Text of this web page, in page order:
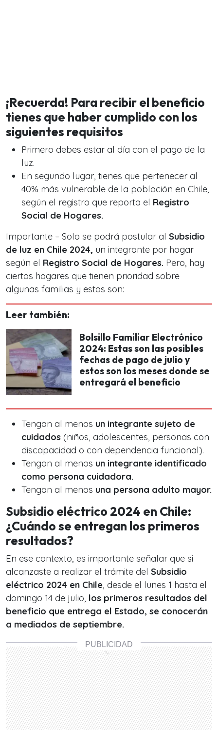
¡Recuerda! Para recibir el beneficio
tienes que haber cumplido con los
siguientes requisitos
Primero debes estar al día con el pago de la
luz.
En segundo lugar, tienes que pertenecer al
40% más vulnerable de la población en Chile,
según el registro que reporta el Registro
Social de Hogares.
Importante – Solo se podrá postular al Subsidio
de luz en Chile 2024, un integrante por hogar
según el Registro Social de Hogares. Pero, hay
ciertos hogares que tienen prioridad sobre
algunas familias y estas son:
Leer también:
Bolsillo Familiar Electrónico
2024: Estas son las posibles
fechas de pago de julio y
estos son los meses donde se
entregará el beneficio
Tengan al menos un integrante sujeto de
cuidados (niños, adolescentes, personas con
discapacidad o con dependencia funcional).
Tengan al menos un integrante identificado
como persona cuidadora.
Tengan al menos una persona adulto mayor.
Subsidio eléctrico 2024 en Chile:
¿Cuándo se entregan los primeros
resultados?
En ese contexto, es importante señalar que si
alcanzaste a realizar el trámite del Subsidio
eléctrico 2024 en Chile, desde el lunes 1 hasta el
domingo 14 de julio, los primeros resultados del
beneficio que entrega el Estado, se conocerán
a mediados de septiembre.